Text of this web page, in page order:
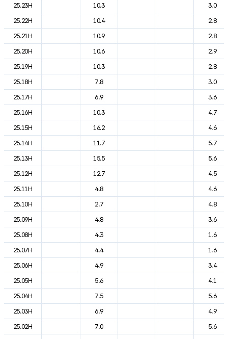
25.23H
10.3
3.0
25.22H
10.4
2.8
25.21H
10.9
2.8
25.20H
10.6
2.9
25.19H
10.3
2.8
25.18H
7.8
3.0
25.17H
6.9
3.6
25.16H
10.3
4.7
25.15H
16.2
4.6
25.14H
11.7
5.7
25.13H
15.5
5.6
25.12H
12.7
4.5
25.11H
4.8
4.6
25.10H
2.7
4.8
25.09H
4.8
3.6
25.08H
4.3
1.6
25.07H
4.4
1.6
25.06H
4.9
3.4
25.05H
5.6
4.1
25.04H
7.5
5.6
25.03H
6.9
4.9
25.02H
7.0
5.6